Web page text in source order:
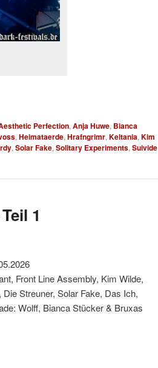
Perfection, Anja Huwe, Bianca
, Heimataerde, Hrafngrimr, Keltania, Kim
, Solar Fake, Solitary Experiments, Suivide
1
Front Line Assembly, Kim Wilde,
Streuner, Solar Fake, Das Ich,
Wolff, Bianca Stücker & Bruxas